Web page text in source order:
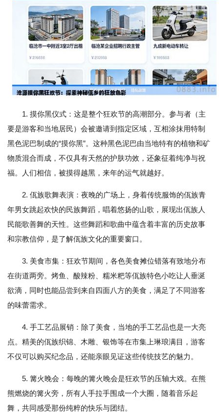
1. 摸你黑仪式：这是整个狂欢节的高潮部分。参与者（主
要是游客和当地居民）会被邀请到指定区域，互相涂抹用特制
黑色泥巴制成的“摸你黑”。这种黑色泥巴由当地特有的植物和矿
物质混合而成，不仅具有天然的护肤功效，还象征着纯净与祝
福。人们相信，被摸得越黑，来年的运气就越好。
2. 佤族歌舞表演：夜晚的广场上，身着传统服饰的佤族青
年男女跳起欢快的民族舞蹈，唱着悠扬的山歌，展现出佤族人
民能歌善舞的天性。这些舞蹈和歌曲中蕴含着丰富的历史故事
和宗教信仰，是了解佤族文化的重要窗口。
3. 美食市集：狂欢节期间，各色美食摊位错落有致地分布
在街道两旁。烤鱼、酸辣粉、糯米粑等佤族特色小吃让人垂涎
欲滴，同时也能品尝到来自四面八方的美食，满足了不同游客
的味蕾需求。
4. 手工艺品展销：除了美食，当地的手工艺品也是一大亮
点。精美的佤族织锦、木雕、银饰等在市集上琳琅满目，游客
不仅可以购买纪念品，还能亲眼见证这些传统技艺的魅力。
5. 篝火晚会：每晚的篝火晚会是狂欢节的压轴大戏。在熊
熊燃烧的篝火旁，所有人手拉手围成一个大圈，随着音乐起
舞，共同感受那份纯粹的快乐与团结。